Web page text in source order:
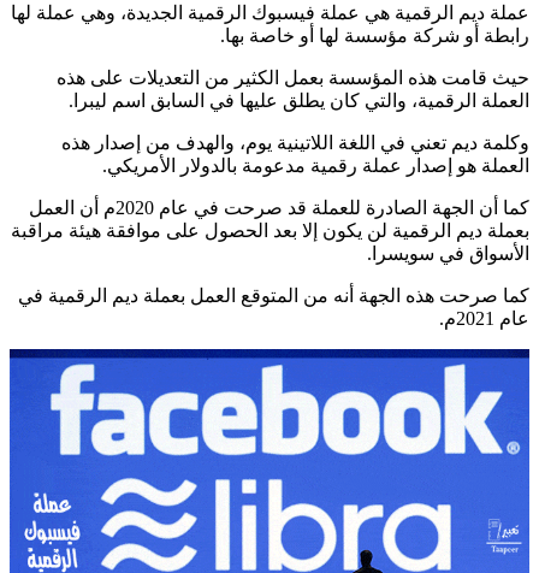
عملة ديم الرقمية هي عملة فيسبوك الرقمية الجديدة، وهي عملة لها
رابطة أو شركة مؤسسة لها أو خاصة بها.
حيث قامت هذه المؤسسة بعمل الكثير من التعديلات على هذه
العملة الرقمية، والتي كان يطلق عليها في السابق اسم ليبرا.
وكلمة ديم تعني في اللغة اللاتينية يوم، والهدف من إصدار هذه
العملة هو إصدار عملة رقمية مدعومة بالدولار الأمريكي.
كما أن الجهة الصادرة للعملة قد صرحت في عام 2020م أن العمل
بعملة ديم الرقمية لن يكون إلا بعد الحصول على موافقة هيئة مراقبة
الأسواق في سويسرا.
كما صرحت هذه الجهة أنه من المتوقع العمل بعملة ديم الرقمية في
عام 2021م.